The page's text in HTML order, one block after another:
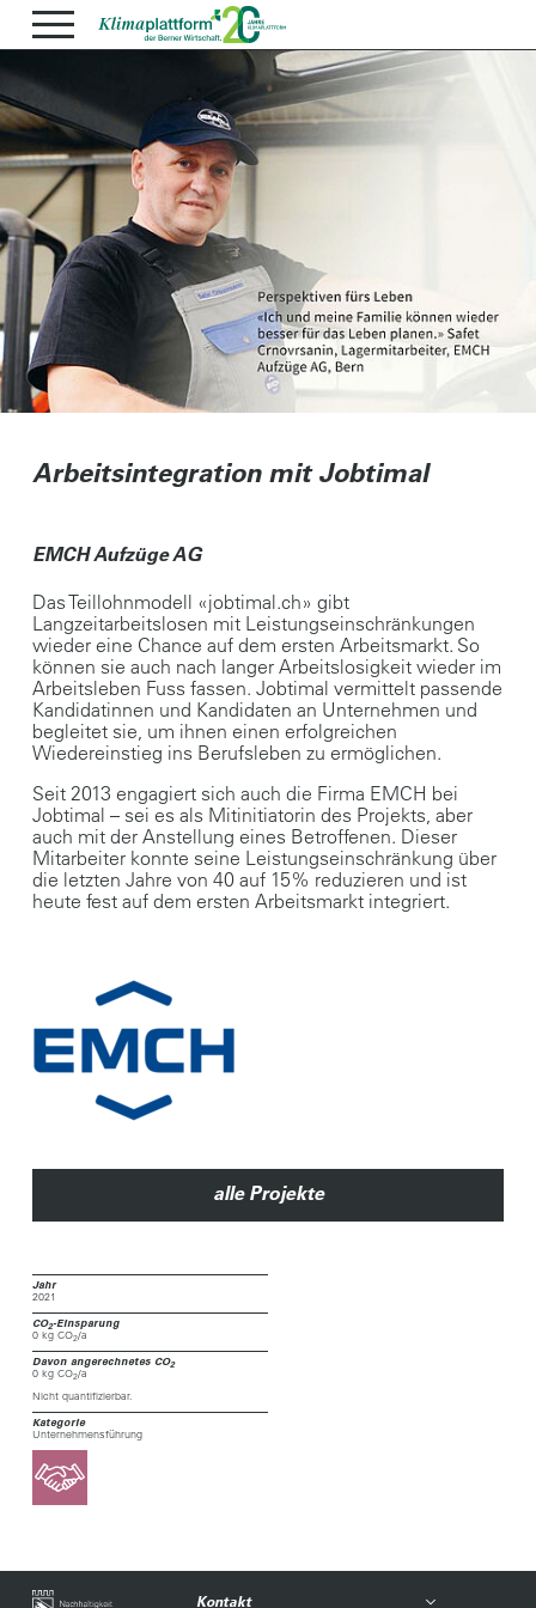
Arbeitsintegration mit Jobtimal
EMCH Aufzüge AG
Jahr
2021
CO2-Einsparung
0 kg CO2/a
Davon angerechnetes CO2
0 kg CO2/a
Nicht quantifizierbar.
Kategorie
Unternehmensführung
Das Teillohnmodell «jobtimal.ch» gibt
Langzeitarbeitslosen mit Leistungseinschränkungen
wieder eine Chance auf dem ersten Arbeitsmarkt. So
können sie auch nach langer Arbeitslosigkeit wieder im
Arbeitsleben Fuss fassen. Jobtimal vermittelt passende
Kandidatinnen und Kandidaten an Unternehmen und
begleitet sie, um ihnen einen erfolgreichen
Wiedereinstieg ins Berufsleben zu ermöglichen.
Seit 2013 engagiert sich auch die Firma EMCH bei
Jobtimal – sei es als Mitinitiatorin des Projekts, aber
auch mit der Anstellung eines Betroffenen. Dieser
Mitarbeiter konnte seine Leistungseinschränkung über
die letzten Jahre von 40 auf 15% reduzieren und ist
heute fest auf dem ersten Arbeitsmarkt integriert.
alle Projekte
Kontakt